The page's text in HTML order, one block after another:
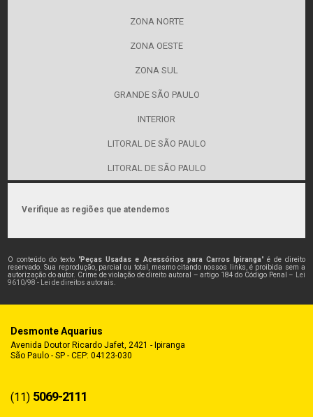
ZONA NORTE
ZONA OESTE
ZONA SUL
GRANDE SÃO PAULO
INTERIOR
LITORAL DE SÃO PAULO
LITORAL DE SÃO PAULO
Verifique as regiões que atendemos
O conteúdo do texto "Peças Usadas e Acessórios para Carros Ipiranga" é de direito
reservado. Sua reprodução, parcial ou total, mesmo citando nossos links, é proibida sem a
autorização do autor. Crime de violação de direito autoral – artigo 184 do Código Penal –
Lei
9610/98 - Lei de direitos autorais
Desmonte Aquarius
Avenida Doutor Ricardo Jafet, 2421 - Ipiranga
São Paulo - SP - CEP: 04123-030
(11) 5069-2111